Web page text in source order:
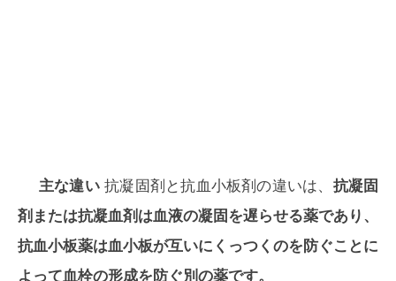
主な違い抗凝固剤と抗血小板剤の違いは、 抗凝固
剤または抗凝血剤は血液の凝固を遅らせる薬であり、
抗血小板薬は血小板が互いにくっつくのを防ぐことに
よって血栓の形成を防ぐ別の薬です。